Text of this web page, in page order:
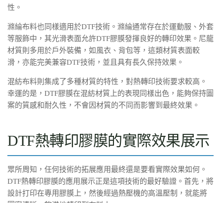
性。
滌綸布料也同樣適用於DTF技術。滌綸通常存在於運動服、外套
等服飾中，其光滑表面允許DTF膠膜發揮良好的轉印效果。尼龍
材質則多用於戶外裝備，如風衣、背包等，這類材質表面較
滑，亦能完美兼容DTF技術，並且具有長久保持效果。
混紡布料則集成了多種材質的特性，對熱轉印技術要求較高。
幸運的是，DTF膠膜在混紡材質上的表現同樣出色，能夠保持圖
案的質感和耐久性，不會因材質的不同而影響到最終效果。
DTF熱轉印膠膜的實際效果展示
眾所周知，任何技術的拓展應用最終還是要看實際效果如何。
DTF熱轉印膠膜的應用展示正是這項技術的最好驗證。首先，將
設計打印在專用膠膜上，然後經過熱壓機的高溫壓制，就能將